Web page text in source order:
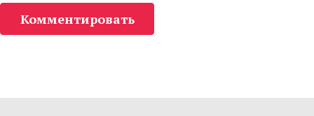
Комментировать